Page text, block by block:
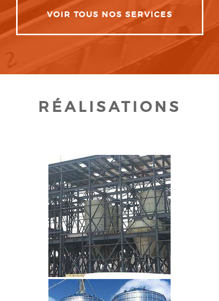
VOIR TOUS NOS SERVICES
RÉALISATIONS
CLIQUEZ POUR AGRANDIR